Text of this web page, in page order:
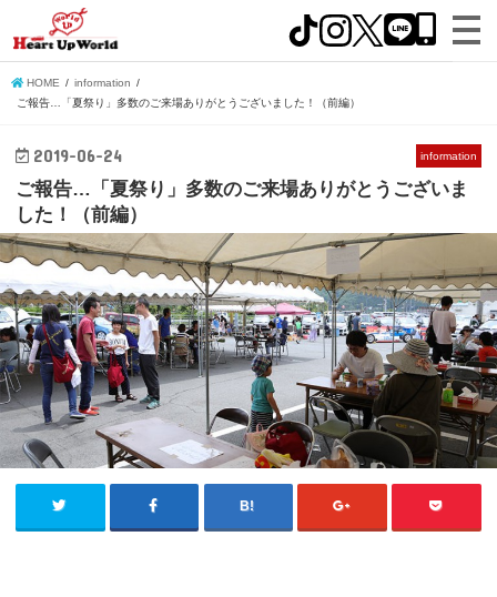
HOME
information
ご報告…「夏祭り」多数のご来場ありがとうございました！（前編）
information
2019-06-24
ご報告…「夏祭り」多数のご来場ありがとうございま
した！（前編）